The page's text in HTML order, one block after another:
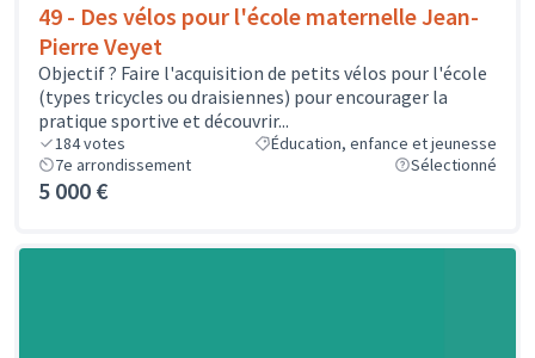
49 - Des vélos pour l'école maternelle Jean-
Pierre Veyet
Objectif ? Faire l'acquisition de petits vélos pour l'école
(types tricycles ou draisiennes) pour encourager la
pratique sportive et découvrir...
184votes
Éducation, enfance et jeunesse
7e arrondissement
Sélectionné
5 000 €